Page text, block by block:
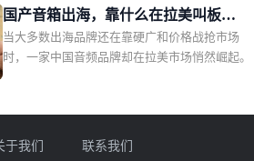
国产音箱出海，靠什么在拉美叫板
JBL？一场由数百位本土红人完成的信
任众筹
当大多数出海品牌还在靠硬广和价格战抢市场
时，一家中国音频品牌却在拉美市场悄然崛起。
于我们
联系我们